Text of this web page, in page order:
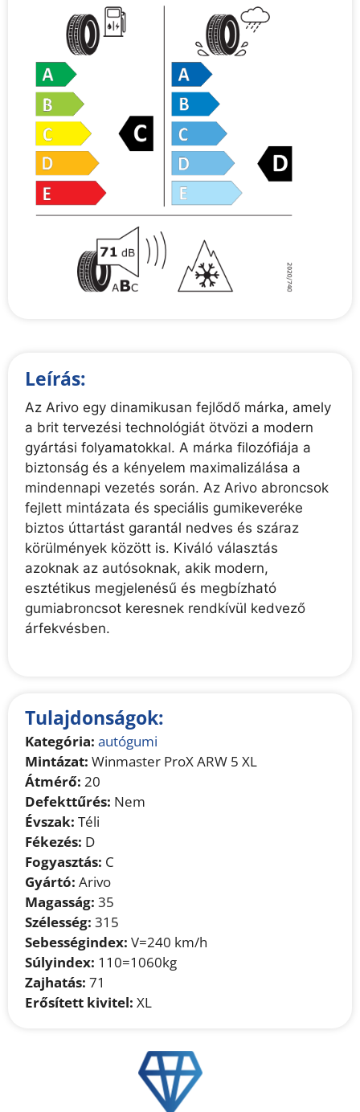
Leírás:
Az Arivo egy dinamikusan fejlődő márka, amely
a brit tervezési technológiát ötvözi a modern
gyártási folyamatokkal. A márka filozófiája a
biztonság és a kényelem maximalizálása a
mindennapi vezetés során. Az Arivo abroncsok
fejlett mintázata és speciális gumikeveréke
biztos úttartást garantál nedves és száraz
körülmények között is. Kiváló választás
azoknak az autósoknak, akik modern,
esztétikus megjelenésű és megbízható
gumiabroncsot keresnek rendkívül kedvező
árfekvésben.
Tulajdonságok:
Kategória: autógumi
Mintázat: Winmaster ProX ARW 5 XL
Átmérő: 20
Defekttűrés: Nem
Évszak: Téli
Fékezés: D
Fogyasztás: C
Gyártó: Arivo
Magasság: 35
Szélesség: 315
Sebességindex: V=240 km/h
Súlyindex: 110=1060kg
Zajhatás: 71
Erősített kivitel: XL